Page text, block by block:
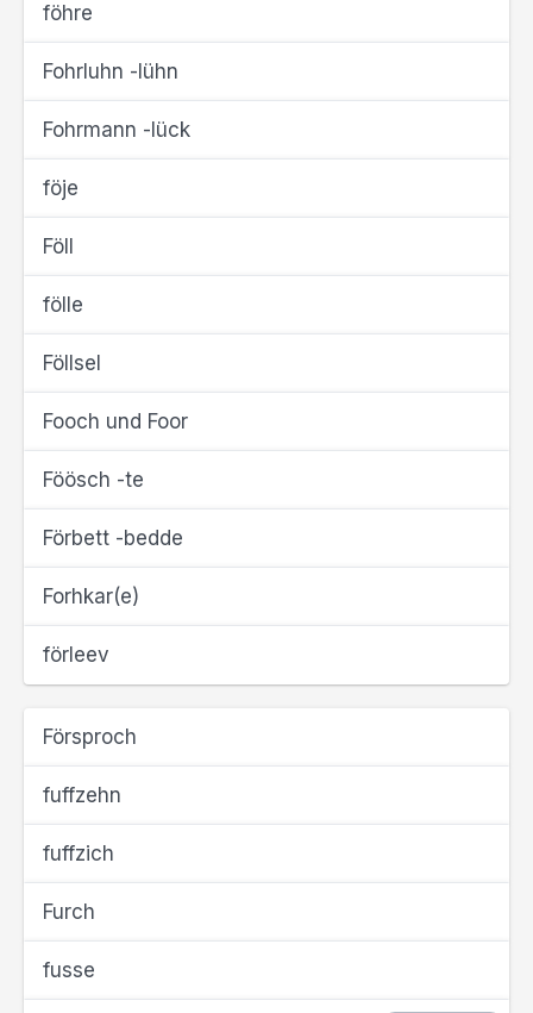
föhre
Fohrluhn -lühn
Fohrmann -lück
föje
Föll
fölle
Föllsel
Fooch und Foor
Föösch -te
Förbett -bedde
Forhkar(e)
förleev
Försproch
fuffzehn
fuffzich
Furch
fusse